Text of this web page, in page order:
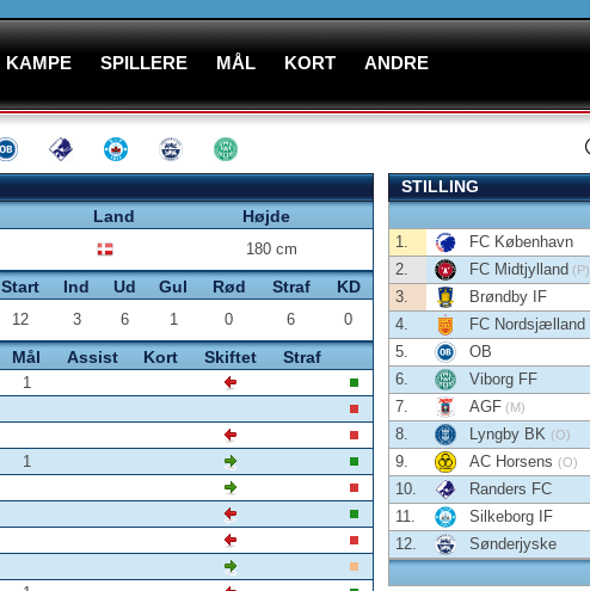
KAMPE SPILLERE MÅL KORT ANDRE
Land Højde
180 cm
Start Ind Ud Gul Rød Straf KD
12 3 6 1 0 6 0
Mål Assist Kort Skiftet Straf
1
1
STILLING
1. FC København
2.
FC Midtjylland (P)
3.
Brøndby IF
4.
FC Nordsjælland
5.
OB
6.
Viborg FF
7.
AGF (M)
8.
Lyngby BK (O)
9.
AC Horsens (O)
10.
Randers FC
11.
Silkeborg IF
12.
Sønderjyske